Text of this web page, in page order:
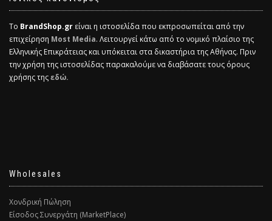
Το BrandShop.gr είναι η ιστοσελίδα που εκπροσωπείται από την
επιχείρηση Most Media. Λειτουργεί κάτω από το νομικό πλαίσιο της
Ελληνικής Επικράτειας και υπόκειται στα δικαστήρια της Αθήνας. Πριν
την χρήση της ιστοσελίδας παρακαλούμε να διαβάσατε τους όρους
χρήσης τηςεδώ.
Wholesales
Χονδρική Πώληση
Είσοδος Συνεργάτη (MarketPlace)